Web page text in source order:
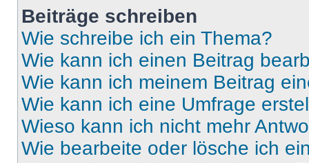
Beiträge schreiben
Wie schreibe ich ein Thema?
Wie kann ich einen Beitrag
Wie kann ich meinem Beitrag
Wie kann ich eine Umfrage
Wieso kann ich nicht mehr
Wie bearbeite oder lösche ich